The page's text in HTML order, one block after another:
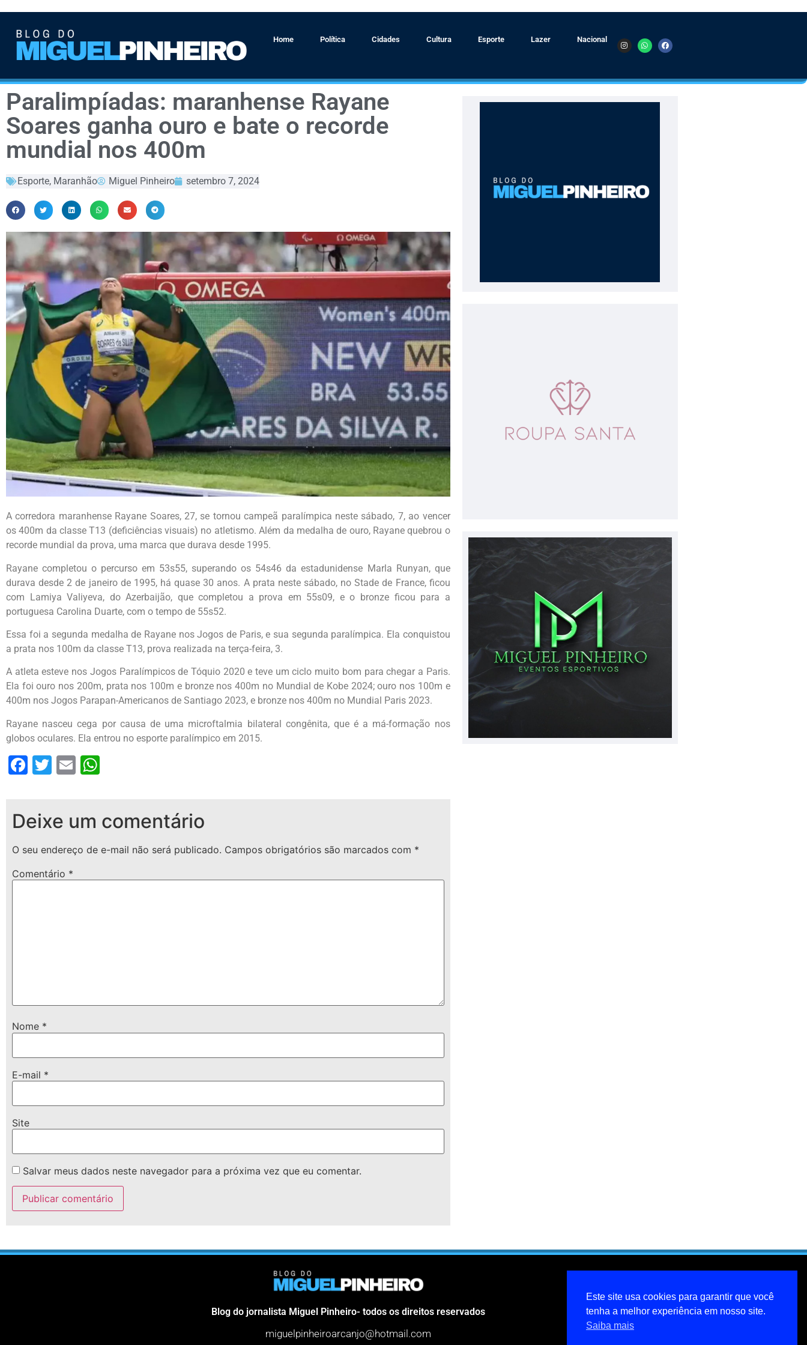
Home Política Cidades Cultura Esporte Lazer Nacional
Paralimpíadas: maranhense Rayane
Soares ganha ouro e bate o recorde
mundial nos 400m
Esporte, Maranhão Miguel Pinheiro setembro 7, 2024
A corredora maranhense Rayane Soares, 27, se tornou campeã paralímpica neste sábado, 7, ao vencer
os 400m da classe T13 (deficiências visuais) no atletismo. Além da medalha de ouro, Rayane quebrou o
recorde mundial da prova, uma marca que durava desde 1995.
Rayane completou o percurso em 53s55, superando os 54s46 da estadunidense Marla Runyan, que
durava desde 2 de janeiro de 1995, há quase 30 anos. A prata neste sábado, no Stade de France, ficou
com Lamiya Valiyeva, do Azerbaijão, que completou a prova em 55s09, e o bronze ficou para a
portuguesa Carolina Duarte, com o tempo de 55s52.
Essa foi a segunda medalha de Rayane nos Jogos de Paris, e sua segunda paralímpica. Ela conquistou
a prata nos 100m da classe T13, prova realizada na terça-feira, 3.
A atleta esteve nos Jogos Paralímpicos de Tóquio 2020 e teve um ciclo muito bom para chegar a Paris.
Ela foi ouro nos 200m, prata nos 100m e bronze nos 400m no Mundial de Kobe 2024; ouro nos 100m e
400m nos Jogos Parapan-Americanos de Santiago 2023, e bronze nos 400m no Mundial Paris 2023.
Rayane nasceu cega por causa de uma microftalmia bilateral congênita, que é a má-formação nos
globos oculares. Ela entrou no esporte paralímpico em 2015.
Facebook
Twitter
Email
Deixe um comentário
O seu endereço de e-mail não será publicado. Campos obrigatórios são marcados com *
Comentário *
Nome *
E-mail *
Site
Salvar meus dados neste navegador para a próxima vez que eu comentar.
Blog do jornalista Miguel Pinheiro- todos os direitos reservados
miguelpinheiroarcanjo@hotmail.com
Este site usa cookies para garantir que você
tenha a melhor experiência em nosso site.
Saiba mais